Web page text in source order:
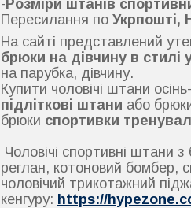
- Розміри штанів
Пересилання по Укрпошті,
На сайті представлений
брюки на дівчину в стилі
на парубка, дівчину.
Купити чоловічі штани
підліткові штани або
брюки спортивки
Чоловічі спортивні штани
реглан, котоновий бомбер,
чоловічий трикотажний
кенгуру: https://